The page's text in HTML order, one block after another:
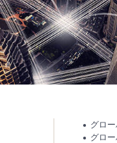
グロ
グロ